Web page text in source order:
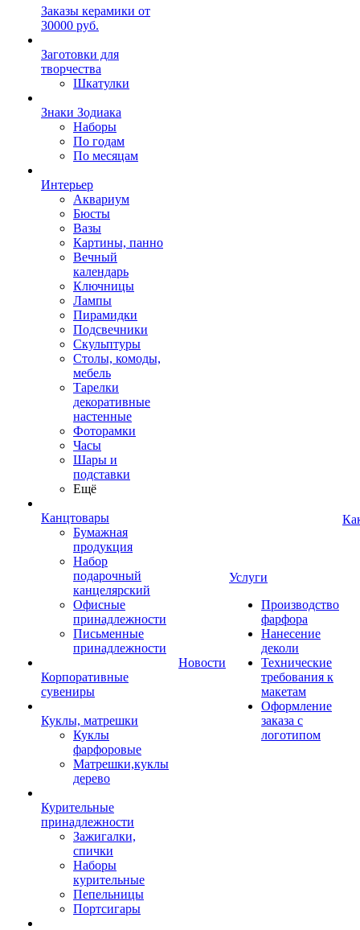
Заказы керамики от
30000 руб.
Заготовки для
творчества
Шкатулки
Знаки Зодиака
Наборы
По годам
По месяцам
Интерьер
Аквариум
Бюсты
Вазы
Картины, панно
Вечный
календарь
Ключницы
Лампы
Пирамидки
Подсвечники
Скульптуры
Столы, комоды,
мебель
Тарелки
декоративные
настенные
Фоторамки
Часы
Шары и
подставки
Ещё
Канцтовары
Бумажная
продукция
Набор
подарочный
канцелярский
Офисные
принадлежности
Письменные
принадлежности
Корпоративные
сувениры
Куклы, матрешки
Куклы
фарфоровые
Матрешки,куклы
дерево
Курительные
принадлежности
Зажигалки,
спички
Наборы
курительные
Пепельницы
Портсигары
Новости
Услуги
Производство
фарфора
Нанесение
деколи
Технические
требования к
макетам
Оформление
заказа с
логотипом